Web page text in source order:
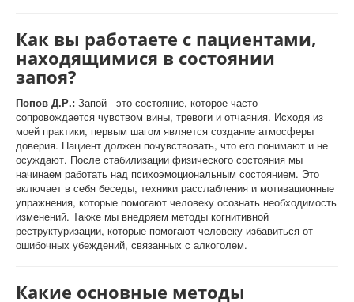
Как вы работаете с пациентами,
находящимися в состоянии
запоя?
Попов Д.Р.: Запой - это состояние, которое часто
сопровождается чувством вины, тревоги и отчаяния. Исходя из
моей практики, первым шагом является создание атмосферы
доверия. Пациент должен почувствовать, что его понимают и не
осуждают. После стабилизации физического состояния мы
начинаем работать над психоэмоциональным состоянием. Это
включает в себя беседы, техники расслабления и мотивационные
упражнения, которые помогают человеку осознать необходимость
изменений. Также мы внедряем методы когнитивной
реструктуризации, которые помогают человеку избавиться от
ошибочных убеждений, связанных с алкоголем.
Какие основные методы